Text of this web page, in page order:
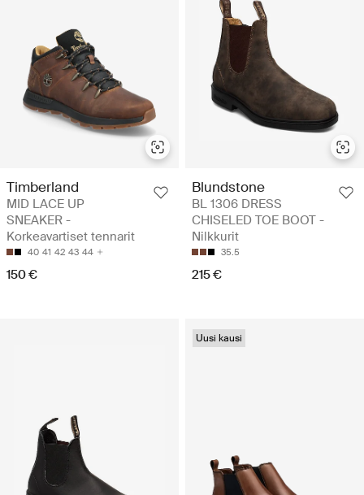
Timberland
MID LACE UP
SNEAKER -
Korkeavartiset tennarit
40 41 42 43 44
150 €
Blundstone
BL 1306 DRESS
CHISELED TOE BOOT -
Nilkkurit
35.5
215 €
Uusi kausi